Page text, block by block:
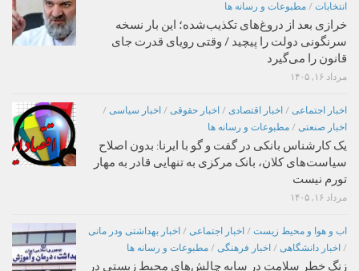
انتخابات / مطبوعات و رسانه ها
خرازی بعد از دروغ‌های تکذیب‌شده؛ این بار نسخه
سرنگونی دولت را پیچید / وقتی رویای قدرت جای
قانون را می‌گیرد
مرداد ۱۶, ۱۴۰۵
اخبار اجتماعی / اخبار اقتصادی / اخبار حقوقی / اخبار سیاسی /
اخبار صنعتی / مطبوعات و رسانه ها
یک کارشناس بانکی در گفت و گو با ایرنا: بدون اصلاح
سیاست‌های کلان، بانک مرکزی به تنهایی قادر به مهار
تورم نیست
مرداد ۱۶, ۱۴۰۵
اب و هوا و محیط زیست / اخبار اجتماعی / اخبار بهداشتی ودر مانی
/ اخبار دانشگاهی / اخبار فرهنگی / مطبوعات و رسانه ها
زنگ خطر سلامت در سایه چالش‌های محیط زیستی در